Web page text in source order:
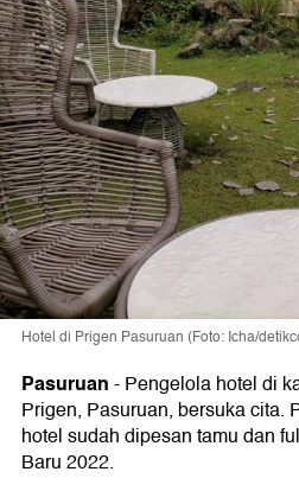
Hotel di Prigen Pasuruan (Foto: Icha/
Pasuruan-Pengelola hotel di
Prigen, Pasuruan, bersuka cita.
hotel sudah dipesan tamu dan
Baru 2022.